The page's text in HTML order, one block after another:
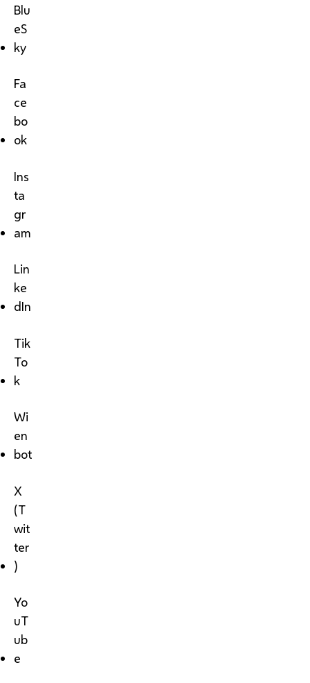
Blu
eS
ky
Fa
ce
bo
ok
Ins
ta
gr
am
Lin
ke
dIn
Tik
To
k
Wi
en
bot
X
(T
wit
ter
)
Yo
uT
ub
e